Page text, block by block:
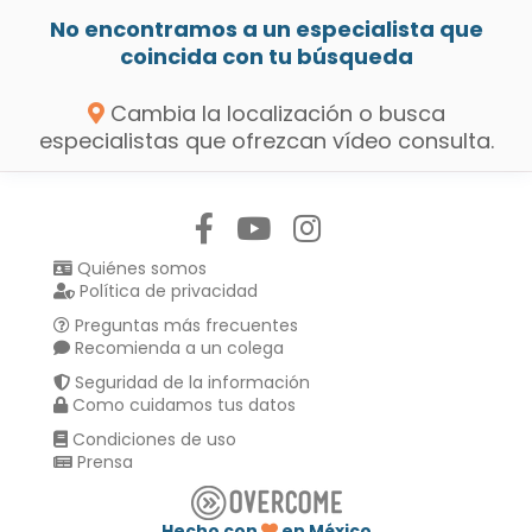
No encontramos a un especialista que
coincida con tu búsqueda
Cambia la localización o busca
especialistas que ofrezcan vídeo consulta.
Quiénes somos
Política de privacidad
Preguntas más frecuentes
Recomienda a un colega
Seguridad de la información
Como cuidamos tus datos
Condiciones de uso
Prensa